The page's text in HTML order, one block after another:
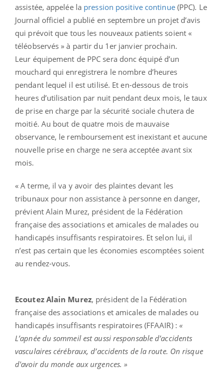
assistée, appelée la pression positive continue(PPC). Le
Journal officiel a publié en septembre un projet d’avis
qui prévoit que tous les nouveaux patients soient «
téléobservés » à partir du 1er janvier prochain.
Leur équipement de PPC sera donc équipé d’un
mouchard qui enregistrera le nombre d’heures
pendant lequel il est utilisé. Et en-dessous de trois
heures d’utilisation par nuit pendant deux mois, le taux
de prise en charge par la sécurité sociale chutera de
moitié. Au bout de quatre mois de mauvaise
observance, le remboursement est inexistant et aucune
nouvelle prise en charge ne sera acceptée avant six
mois.
« A terme, il va y avoir des plaintes devant les
tribunaux pour non assistance à personne en danger,
prévient Alain Murez, président de la Fédération
française des associations et amicales de malades ou
handicapés insuffisants respiratoires. Et selon lui, il
n’est pas certain que les économies escomptées soient
au rendez-vous.
Ecoutez Alain Murez, président de la Fédération
française des associations et amicales de malades ou
handicapés insuffisants respiratoires (FFAAIR) : «
L’apnée du sommeil est aussi responsable d’accidents
vasculaires cérébraux, d’accidents de la route. On risque
d'avoir du monde aux urgences. »